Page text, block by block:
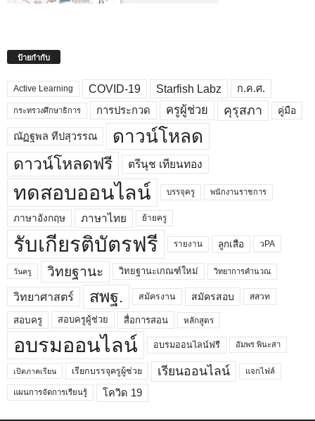
ป้ายกำกับ
Active Learning COVID-19 Starfish Labz ก.ค.ศ.
กระทรวงศึกษาธิการ การประกวด ครูผู้ช่วย คุรุสภา คู่มือ
ณัฏฐพล ทีปสุวรรณ ดาวน์โหลด
ดาวน์โหลดฟรี ตรีนุช เทียนทอง
ทดสอบออนไลน์ บรรจุครู พนักงานราชการ
ภาษาอังกฤษ ภาษาไทย ย้ายครู
รับเกียรติบัตรฟรี รายงาน ลูกเสือ วPA
วันครู วิทยฐานะ วิทยฐานะเกณฑ์ใหม่ วิทยาการคำนวณ
วิทยาศาสตร์ สพฐ. สมัครงาน สมัครสอบ สสวท
สอบครู สอบครูผู้ช่วย สื่อการสอน หลักสูตร
อบรมออนไลน์ อบรมออนไลน์ฟรี อัมพร พินะสา
เปิดภาคเรียน เรียกบรรจุครูผู้ช่วย เรียนออนไลน์ แจกไฟล์
แผนการจัดการเรียนรู้ โควิด 19